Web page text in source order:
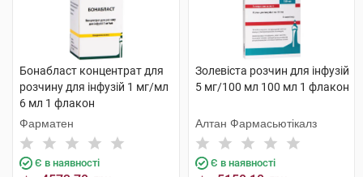
Бонабласт концентрат для
розчину для інфузій 1 мг/мл
6 мл 1 флакон
Фарматен
Є в наявності
Золевіста розчин для інфузій
5 мг/100 мл 100 мл 1 флакон
Алтан Фармасьютікалз
Є в наявності